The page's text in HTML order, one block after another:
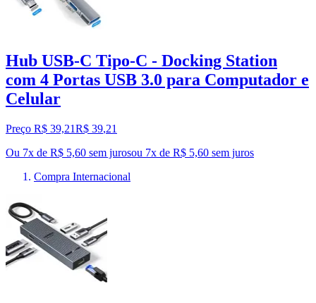
Hub USB-C Tipo-C - Docking Station
com 4 Portas USB 3.0 para Computador e
Celular
Preço R$ 39,21R$ 39,21
Ou 7x de R$ 5,60 sem jurosou 7x de R$ 5,60 sem juros
Compra Internacional